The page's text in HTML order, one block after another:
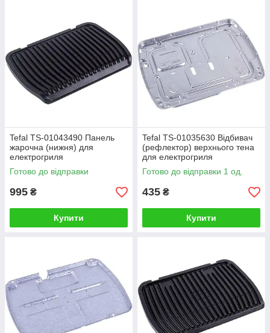
Tefal TS-01043490 Панель
жарочна (нижня) для
електрогриля
Готово до відправки
995 ₴
Купити
Tefal TS-01035630 Відбивач
(рефлектор) верхнього тена
для електрогриля
Готово до відправки 1 од.
435 ₴
Купити